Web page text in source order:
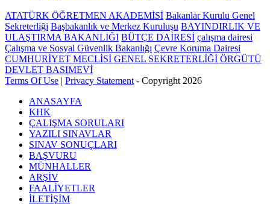
ATATÜRK ÖĞRETMEN AKADEMİSİ Bakanlar Kurulu Genel
Sekreterliği Başbakanlık ve Merkez Kuruluşu BAYINDIRLIK VE
ULAŞTIRMA BAKANLIĞI BÜTÇE DAİRESİ çalışma dairesi
Çalışma ve Sosyal Güvenlik Bakanlığı Çevre Koruma Dairesi
CUMHURİYET MECLİSİ GENEL SEKRETERLİĞİ ÖRGÜTÜ
DEVLET BASIMEVİ
Terms Of Use | Privacy Statement - Copyright 2026
ANASAYFA
KHK
ÇALIŞMA SORULARI
YAZILI SINAVLAR
SINAV SONUÇLARI
BAŞVURU
MÜNHALLER
ARŞİV
FAALİYETLER
İLETİŞİM